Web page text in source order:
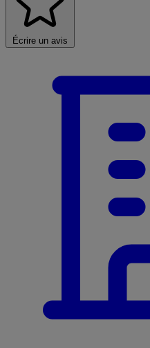
Écrire un avis